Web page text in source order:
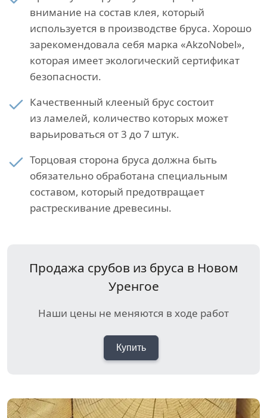
внимание на состав клея, который
используется в производстве бруса. Хорошо
зарекомендовала себя марка «AkzoNobel»,
которая имеет экологический сертификат
безопасности.
Качественный клееный брус состоит
из ламелей, количество которых может
варьироваться от 3 до 7 штук.
Торцовая сторона бруса должна быть
обязательно обработана специальным
составом, который предотвращает
растрескивание древесины.
Продажа срубов из бруса в Новом
Уренгое
Наши цены не меняются в ходе работ
Купить